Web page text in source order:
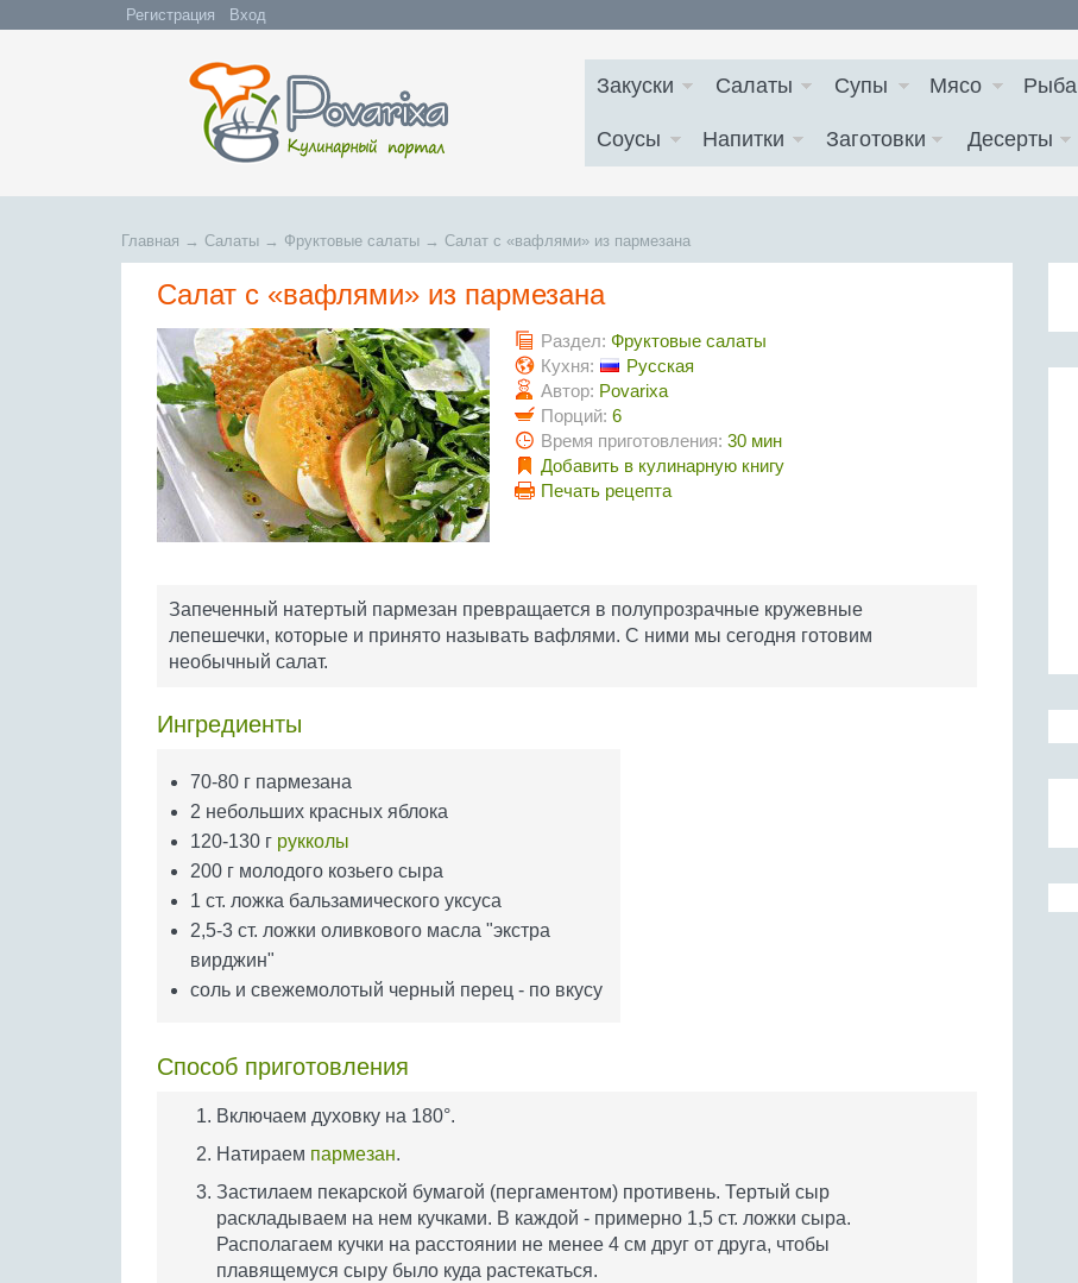
Регистрация Вход
Закуски Салаты Супы Мясо Рыба
Соусы Напитки Заготовки Десерты
Главная → Салаты → Фруктовые салаты → Салат с «вафлями» из пармезана
Салат с «вафлями» из пармезана
Раздел: Фруктовые салаты
Кухня:
Русская
Автор: Povarixa
Порций: 6
Время приготовления: 30 мин
Добавить в кулинарную книгу
Печать рецепта
Запеченный натертый пармезан превращается в полупрозрачные кружевные
лепешечки, которые и принято называть вафлями. С ними мы сегодня готовим
необычный салат.
Ингредиенты
70-80 г пармезана
2 небольших красных яблока
120-130 г рукколы
200 г молодого козьего сыра
1 ст. ложка бальзамического уксуса
2,5-3 ст. ложки оливкового масла "экстра
вирджин"
соль и свежемолотый черный перец - по вкусу
Способ приготовления
Включаем духовку на 180°.
Натираем пармезан.
Застилаем пекарской бумагой (пергаментом) противень. Тертый сыр
раскладываем на нем кучками. В каждой - примерно 1,5 ст. ложки сыра.
Располагаем кучки на расстоянии не менее 4 см друг от друга, чтобы
плавящемуся сыру было куда растекаться.